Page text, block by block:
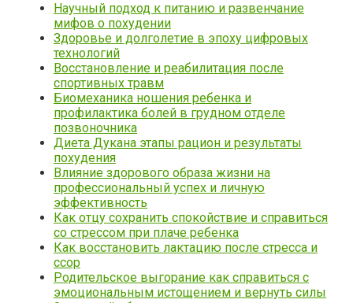
Научный подход к питанию и развенчание
мифов о похудении
Здоровье и долголетие в эпоху цифровых
технологий
Восстановление и реабилитация после
спортивных травм
Биомеханика ношения ребенка и
профилактика болей в грудном отделе
позвоночника
Диета Дукана этапы рацион и результаты
похудения
Влияние здорового образа жизни на
профессиональный успех и личную
эффективность
Как отцу сохранить спокойствие и справиться
со стрессом при плаче ребенка
Как восстановить лактацию после стресса и
ссор
Родительское выгорание как справиться с
эмоциональным истощением и вернуть силы